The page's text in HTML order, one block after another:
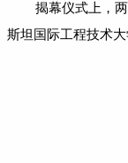
揭幕仪式上，
斯坦国际工程技术大